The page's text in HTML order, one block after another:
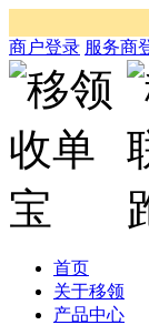
何关系
商户登录 服务商
首页
关于移领
产品中心